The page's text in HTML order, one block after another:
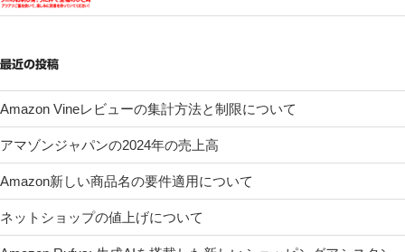
最近の投稿
Amazon Vineレビューの集計方法と制限について
アマゾンジャパンの2024年の売上高
Amazon新しい商品名の要件適用について
ネットショップの値上げについて